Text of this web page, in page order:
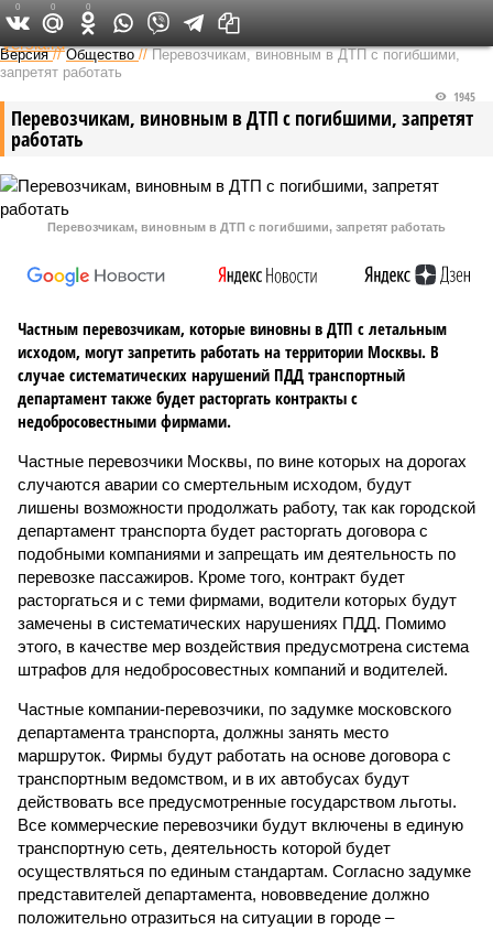
Федеральный выпуск
Версия //Общество //Перевозчикам, виновным в ДТП с погибшими,
запретят работать
Перевозчикам, виновным в ДТП с погибшими, запретят
работать
1945
Перевозчикам, виновным в ДТП с погибшими, запретят работать
Частным перевозчикам, которые виновны в ДТП с летальным
исходом, могут запретить работать на территории Москвы. В
случае систематических нарушений ПДД транспортный
департамент также будет расторгать контракты с
недобросовестными фирмами.
Частные перевозчики Москвы, по вине которых на дорогах
случаются аварии со смертельным исходом, будут
лишены возможности продолжать работу, так как городской
департамент транспорта будет расторгать договора с
подобными компаниями и запрещать им деятельность по
перевозке пассажиров. Кроме того, контракт будет
расторгаться и с теми фирмами, водители которых будут
замечены в систематических нарушениях ПДД. Помимо
этого, в качестве мер воздействия предусмотрена система
штрафов для недобросовестных компаний и водителей.
Частные компании-перевозчики, по задумке московского
департамента транспорта, должны занять место
маршруток. Фирмы будут работать на основе договора с
транспортным ведомством, и в их автобусах будут
действовать все предусмотренные государством льготы.
Все коммерческие перевозчики будут включены в единую
транспортную сеть, деятельность которой будет
осуществляться по единым стандартам. Согласно задумке
представителей департамента, нововведение должно
положительно отразиться на ситуации в городе –
0 0 0